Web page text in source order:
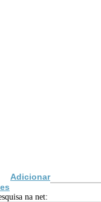
Adicionar
na net: